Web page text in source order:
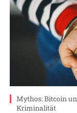
Mythos: Bitcoin
Kriminalität